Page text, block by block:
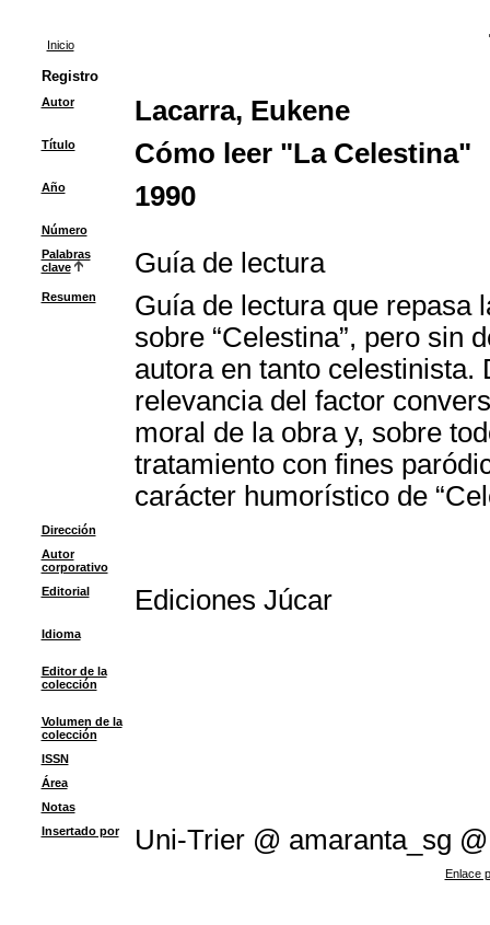
Inicio
Registro
Autor Lacarra, Eukene
Título Cómo leer "La Celestina"
Año 1990
Número
Palabras
clave
Guía de lectura
Resumen
Guía de lectura que repasa
sobre “Celestina”, pero sin
autora en tanto
relevancia del factor
moral de la obra y, sobre
tratamiento con fines
carácter humorístico de
Dirección
Autor
corporativo
Editorial
Ediciones Júcar
Idioma
Editor de la
colección
Volumen de la
colección
ISSN
Área
Notas
Insertado por
Uni-Trier @ amaranta_sg @
Enlace